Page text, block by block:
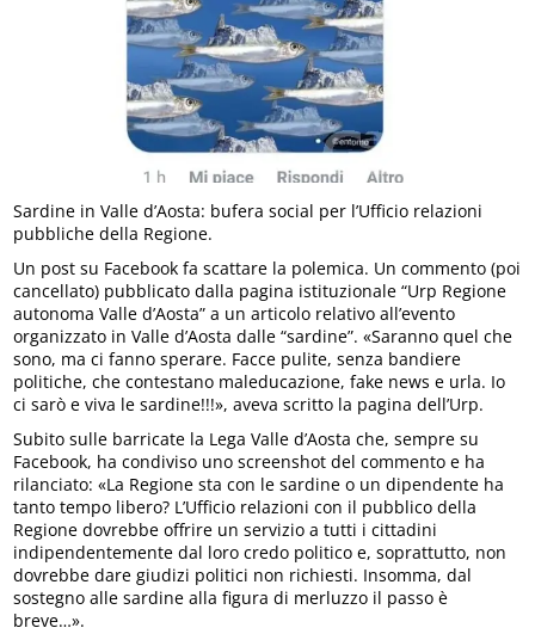
Sardine in Valle d’Aosta: bufera social per l’Ufficio relazioni
pubbliche della Regione.
Un post su Facebook fa scattare la polemica. Un commento (poi
cancellato) pubblicato dalla pagina istituzionale “Urp Regione
autonoma Valle d’Aosta” a un articolo relativo all’evento
organizzato in Valle d’Aosta dalle “sardine”. «Saranno quel che
sono, ma ci fanno sperare. Facce pulite, senza bandiere
politiche, che contestano maleducazione, fake news e urla. Io
ci sarò e viva le sardine!!!», aveva scritto la pagina dell’Urp.
Subito sulle barricate la Lega Valle d’Aosta che, sempre su
Facebook, ha condiviso uno screenshot del commento e ha
rilanciato: «La Regione sta con le sardine o un dipendente ha
tanto tempo libero? L’Ufficio relazioni con il pubblico della
Regione dovrebbe offrire un servizio a tutti i cittadini
indipendentemente dal loro credo politico e, soprattutto, non
dovrebbe dare giudizi politici non richiesti. Insomma, dal
sostegno alle sardine alla figura di merluzzo il passo è
breve…».